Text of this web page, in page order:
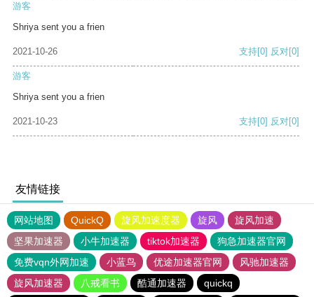
游客
Shriya sent you a frien
2021-10-26 支持[0] 反对[0]
游客
Shriya sent you a frien
2021-10-23 支持[0] 反对[0]
友情链接
网站地图 QuickQ 旋风加速度器 旋风
旋风加速
坚果加速器
小牛加速器 tiktok加速器
狗急加速器官网
免费vqn外网加速
小蓝鸟 优途加速器官网
风驰加速器
旋风加速器
八戒看书 酷通加速器 quickq